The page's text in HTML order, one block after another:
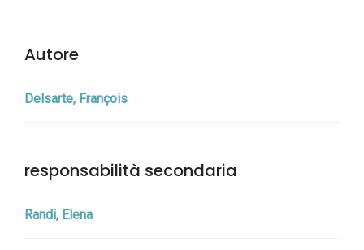
Autore
Delsarte, François
responsabilità secondaria
Randi, Elena